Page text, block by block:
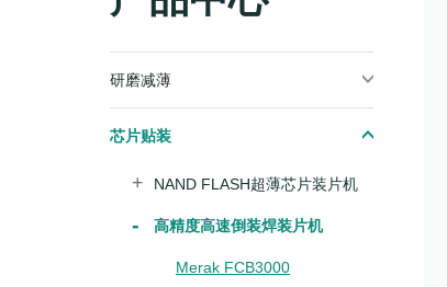
研磨减薄
芯片贴装
NAND FLASH超薄芯片装片机
高精度高速倒装焊装片机
Merak FCB3000